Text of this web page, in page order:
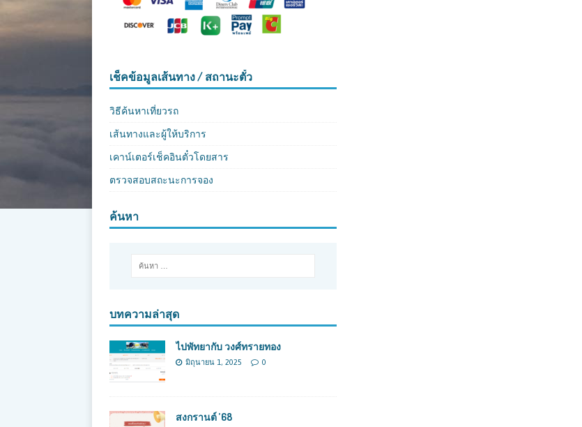
เช็คข้อมูลเส้นทาง / สถานะตั๋ว
วิธีค้นหาเที่ยวรถ
เส้นทางและผู้ให้บริการ
เคาน์เตอร์เช็คอินตั๋วโดยสาร
ตรวจสอบสถะนะการจอง
ค้นหา
บทความล่าสุด
ไปพัทยากับ วงศ์ทรายทอง
มิถุนายน 1, 2025 0
สงกรานต์ ’68